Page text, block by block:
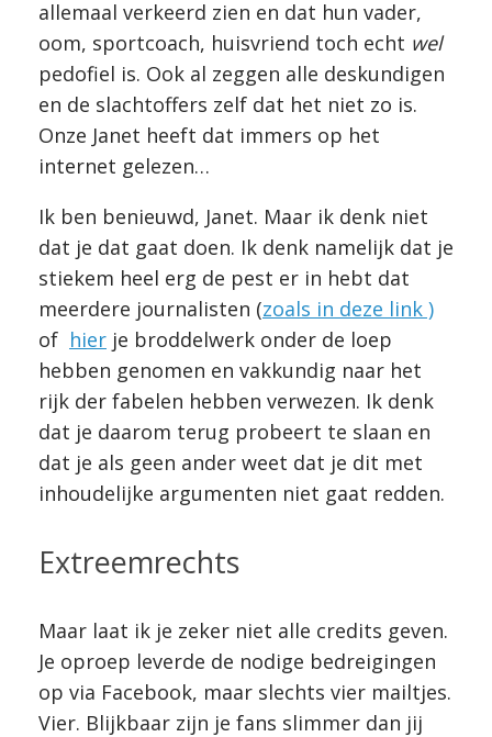
allemaal verkeerd zien en dat hun vader,
oom, sportcoach, huisvriend toch echt wel
pedofiel is. Ook al zeggen alle deskundigen
en de slachtoffers zelf dat het niet zo is.
Onze Janet heeft dat immers op het
internet gelezen…
Ik ben benieuwd, Janet. Maar ik denk niet
dat je dat gaat doen. Ik denk namelijk dat je
stiekem heel erg de pest er in hebt dat
meerdere journalisten (zoals in deze link )
of hier je broddelwerk onder de loep
hebben genomen en vakkundig naar het
rijk der fabelen hebben verwezen. Ik denk
dat je daarom terug probeert te slaan en
dat je als geen ander weet dat je dit met
inhoudelijke argumenten niet gaat redden.
Extreemrechts
Maar laat ik je zeker niet alle credits geven.
Je oproep leverde de nodige bedreigingen
op via Facebook, maar slechts vier mailtjes.
Vier. Blijkbaar zijn je fans slimmer dan jij